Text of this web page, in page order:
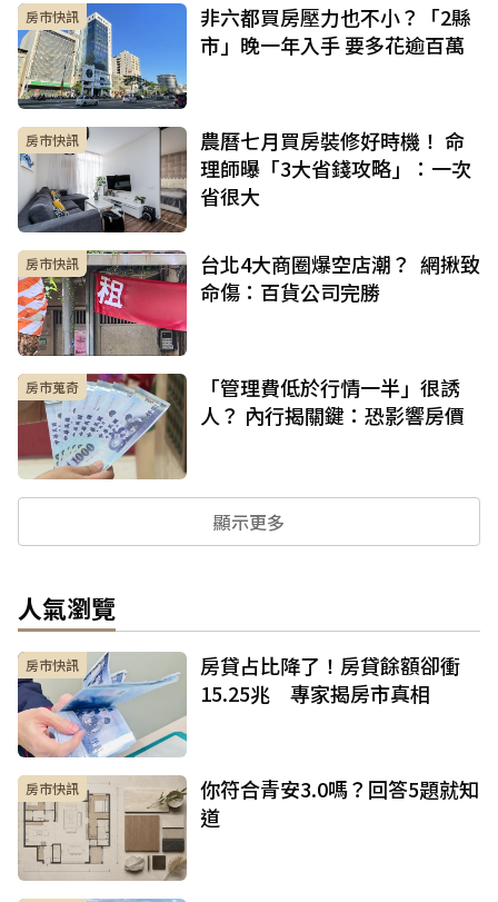
房市快訊
非六都買房壓力也不小？「2縣
市」晚一年入手 要多花逾百萬
房市快訊
農曆七月買房裝修好時機！ 命
理師曝「3大省錢攻略」：一次
省很大
房市快訊
台北4大商圈爆空店潮？ 網揪致
命傷：百貨公司完勝
房市蒐奇
「管理費低於行情一半」很誘
人？ 內行揭關鍵：恐影響房價
顯示更多
人氣瀏覽
房市快訊
房貸占比降了！房貸餘額卻衝
15.25兆 專家揭房市真相
房市快訊
你符合青安3.0嗎？回答5題就知
道